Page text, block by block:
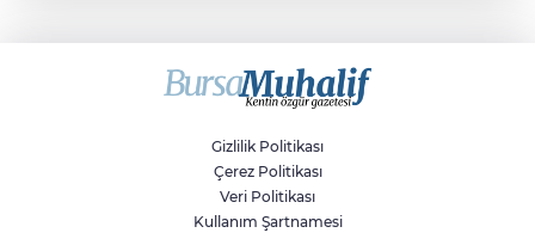
Savaşların gölgesinde engellilik,
doğa ve kaybedilen gelecek
Gizlilik Politikası
Çerez Politikası
Veri Politikası
Kullanım Şartnamesi